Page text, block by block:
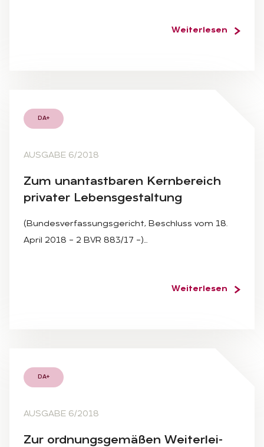
Weiterlesen
DA+
AUSGABE 6/2018
Zum un­an­tast­ba­ren Kern­be­reich
pri­va­ter Le­bens­ge­stal­tung
(Bundesverfassungsgericht, Beschluss vom 18.
April 2018 – 2 BVR 883/17 –)…
Weiterlesen
DA+
AUSGABE 6/2018
Zur ord­nungs­ge­mä­ßen Wei­ter­lei­